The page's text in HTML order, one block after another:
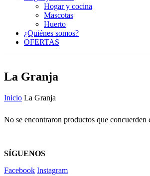
Hogar y cocina
Mascotas
Huerto
¿Quiénes somos?
OFERTAS
La Granja
Inicio La Granja
No se encontraron productos que concuerden
SÍGUENOS
Facebook Instagram